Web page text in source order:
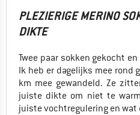
PLEZIERIGE MERINO
DIKTE
Twee paar sokken gekocht
Ik heb er dagelijks mee rond
km mee gewandeld. Ze
juiste dikte om niet te
juiste vochtregulering en wat